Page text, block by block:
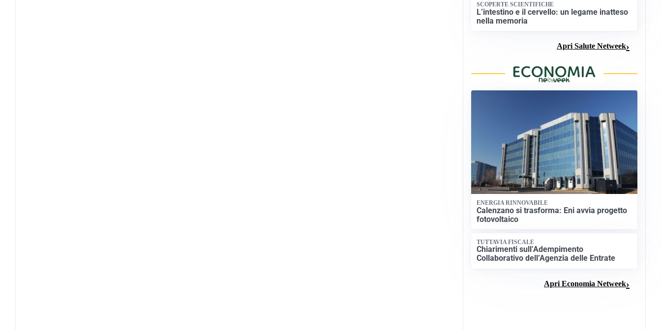
SCOPERTE SCIENTIFICHE
L’intestino e il cervello: un legame inatteso
nella memoria
Apri Salute Netweek
ENERGIA RINNOVABILE
Calenzano si trasforma: Eni avvia progetto
fotovoltaico
TUTTAVIA FISCALE
Chiarimenti sull’Adempimento
Collaborativo dell’Agenzia delle Entrate
Apri Economia Netweek